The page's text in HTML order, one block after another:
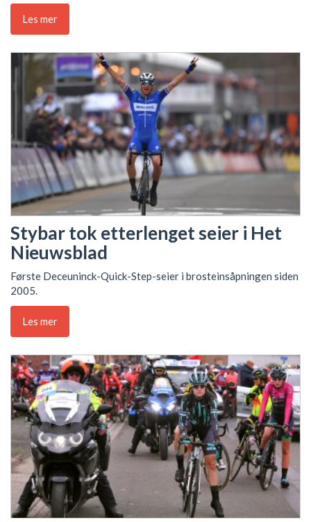
Les mer
Stybar tok etterlenget seier i Het
Nieuwsblad
Første Deceuninck-Quick-Step-seier i brosteinsåpningen siden
2005.
Les mer